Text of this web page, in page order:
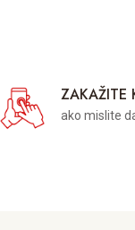
ZAKAŽITE
ako mislite